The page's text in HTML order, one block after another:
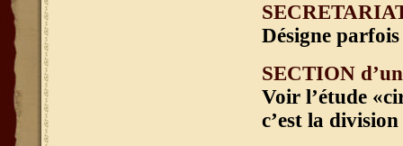
Désigne
SECTION
Voir l’étude
c’est la